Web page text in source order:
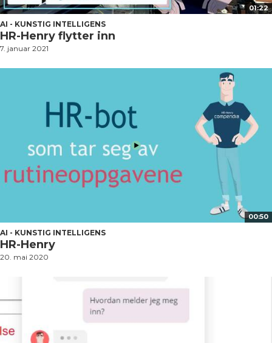
01:22
AI - KUNSTIG INTELLIGENS
HR-Henry flytter inn
7. januar 2021
00:50
AI - KUNSTIG INTELLIGENS
HR-Henry
20. mai 2020